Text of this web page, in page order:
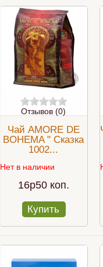
Отзывов (0)
Чай AMORE DE
BOHEMA " Сказка
1002...
Нет в наличии
16p50 коп.
Купить